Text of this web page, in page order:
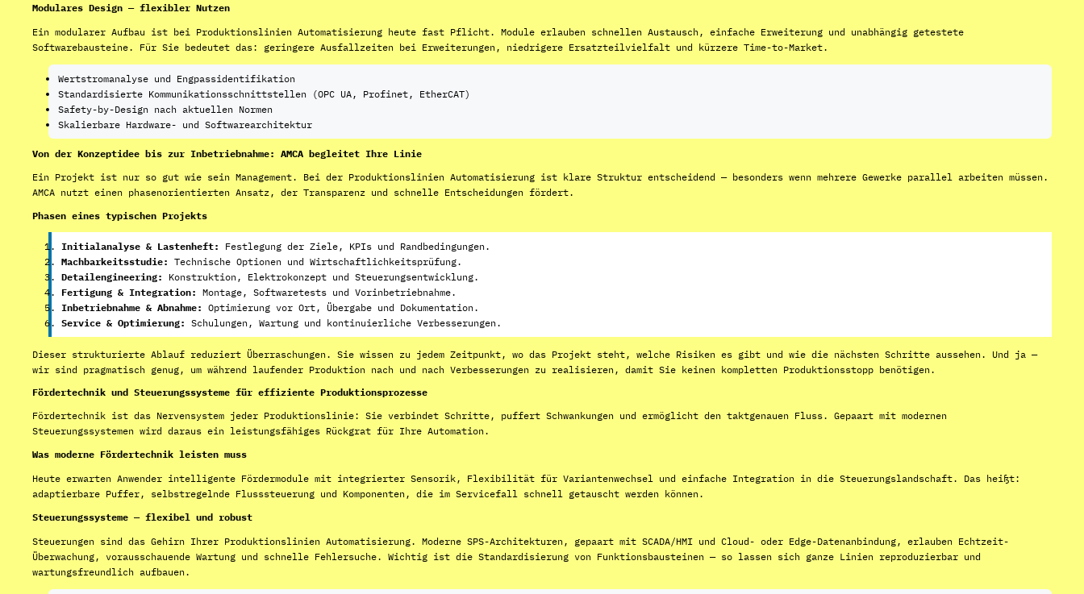
Modulares Design — flexibler Nutzen
Ein modularer Aufbau ist bei Produktionslinien Automatisierung heute fast Pflicht. Module erlauben schnellen Austausch, einfache Erweiterung und unabhängig getestete
Softwarebausteine. Für Sie bedeutet das: geringere Ausfallzeiten bei Erweiterungen, niedrigere Ersatzteilvielfalt und kürzere Time-to-Market.
Wertstromanalyse und Engpassidentifikation
Standardisierte Kommunikationsschnittstellen (OPC UA, Profinet, EtherCAT)
Safety-by-Design nach aktuellen Normen
Skalierbare Hardware- und Softwarearchitektur
Von der Konzeptidee bis zur Inbetriebnahme: AMCA begleitet Ihre Linie
Ein Projekt ist nur so gut wie sein Management. Bei der Produktionslinien Automatisierung ist klare Struktur entscheidend — besonders wenn mehrere Gewerke parallel arbeiten müssen.
AMCA nutzt einen phasenorientierten Ansatz, der Transparenz und schnelle Entscheidungen fördert.
Phasen eines typischen Projekts
Initialanalyse & Lastenheft:
Festlegung der Ziele, KPIs und Randbedingungen.
Machbarkeitsstudie: Technische Optionen und Wirtschaftlichkeitsprüfung.
Detailengineering:
Konstruktion, Elektrokonzept und Steuerungsentwicklung.
Fertigung & Integration: Montage, Softwaretests und Vorinbetriebnahme.
Inbetriebnahme & Abnahme: Optimierung vor Ort, Übergabe und Dokumentation.
Service & Optimierung: Schulungen, Wartung und kontinuierliche Verbesserungen.
Dieser strukturierte Ablauf reduziert Überraschungen. Sie wissen zu jedem Zeitpunkt, wo das Projekt steht, welche Risiken es gibt und wie die nächsten Schritte aussehen. Und ja —
wir sind pragmatisch genug, um während laufender Produktion nach und nach Verbesserungen zu realisieren, damit Sie keinen kompletten Produktionsstopp benötigen.
Fördertechnik und Steuerungssysteme für effiziente Produktionsprozesse
Fördertechnik ist das Nervensystem jeder Produktionslinie: Sie verbindet Schritte, puffert Schwankungen und ermöglicht den taktgenauen Fluss. Gepaart mit modernen
Steuerungssystemen wird daraus ein leistungsfähiges Rückgrat für Ihre Automation.
Was moderne Fördertechnik leisten muss
Heute erwarten Anwender intelligente Fördermodule mit integrierter Sensorik, Flexibilität für Variantenwechsel und einfache Integration in die Steuerungslandschaft. Das heißt:
adaptierbare Puffer, selbstregelnde Flusssteuerung und Komponenten, die im Servicefall schnell getauscht werden können.
Steuerungssysteme — flexibel und robust
Steuerungen sind das Gehirn Ihrer Produktionslinien Automatisierung. Moderne SPS-Architekturen, gepaart mit SCADA/HMI und Cloud- oder Edge-Datenanbindung, erlauben Echtzeit-
Überwachung, vorausschauende Wartung und schnelle Fehlersuche. Wichtig ist die Standardisierung von Funktionsbausteinen — so lassen sich ganze Linien reproduzierbar und
wartungsfreundlich aufbauen.